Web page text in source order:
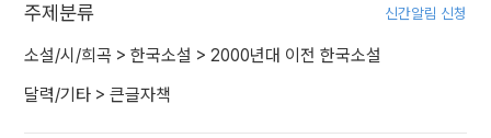
주제분류 신간알림 신청
소설/시/희곡 > 한국소설 > 2000년대 이전 한국소설
달력/기타 > 큰글자책